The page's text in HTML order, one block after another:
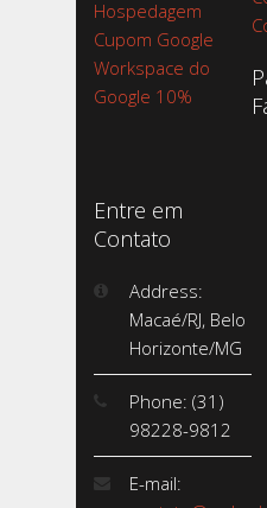
Hospedagem
Cupom Google
Workspace do
Google 10%
Entre em
Contato
Address:
Macaé/RJ, Belo
Horizonte/MG
Phone: (31)
98228-9812
E-mail: